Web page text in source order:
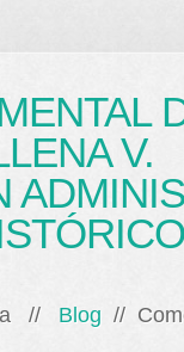
V.
// Blog //